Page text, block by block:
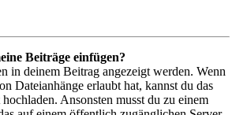
Beiträge einfügen?
in deinem Beitrag angezeigt werden. Wenn
Dateianhänge erlaubt hat, kannst du das
Ansonsten musst du zu einem